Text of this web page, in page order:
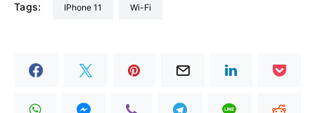
Tags: iPhone 11 Wi-Fi